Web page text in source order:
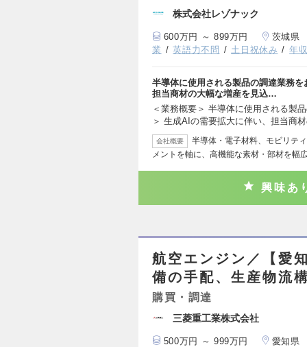
株式会社レゾナック
600万円 ～ 899万円
茨城県
業
英語力不問 土日祝休み 年
半導体に使用される製品の調達業務
担当商材の大幅な増産を見込…
＜業務概要＞ 半導体に使用される製
＞ 生成AIの需要拡大に伴い、担当商
会社概要
半導体・電子材料、モビリテ
メントを軸に、高機能な素材・部材を幅
興味あ
航空エンジン／【愛
備の手配、生産物流
購買・調達
三菱重工業株式会社
500万円 ～ 999万円
愛知県